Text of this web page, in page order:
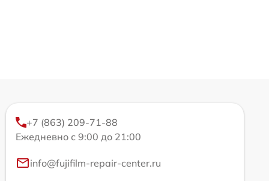
+7 (863) 209-71-88
Ежедневно с 9:00 до 21:00
info@fujifilm-repair-center.ru